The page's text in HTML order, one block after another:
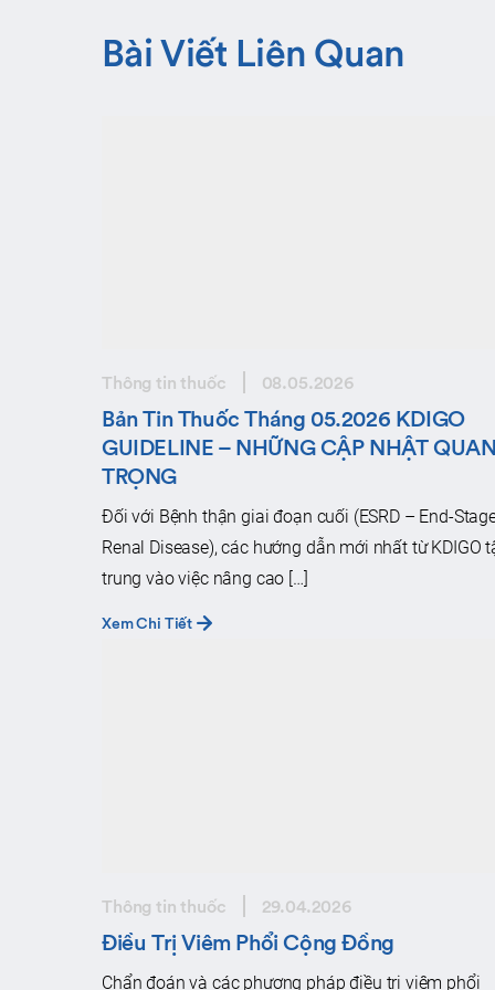
Bài Viết Liên Quan
Thông tin thuốc 08.05.2026
Bản Tin Thuốc Tháng 05.2026 KDIGO
GUIDELINE – NHỮNG CẬP NHẬT
TRỌNG
Đối với Bệnh thận giai đoạn cuối (ESRD – End-
Renal Disease), các hướng dẫn mới nhất từ KDIGO
trung vào việc nâng cao […]
Xem Chi Tiết
Thông tin thuốc 29.04.2026
Điều Trị Viêm Phổi Cộng Đồng
Chẩn đoán và các phương pháp điều trị viêm phổi